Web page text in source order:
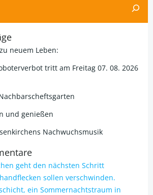
neuem Leben:
tritt am Freitag 07. 08. 2026
und genießen
Nachwuchsmusik
geht den nächsten Schritt
sollen verschwinden.
ein Sommernachtstraum in